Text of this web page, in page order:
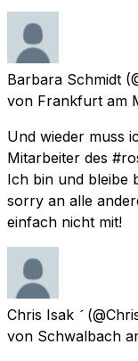
Barbara Schmidt
von Frankfurt am
Und wieder muss
Mitarbeiter des
Ich bin und bleibe
sorry an alle
einfach nicht mit!
Chris Isak 
von Schwalbach